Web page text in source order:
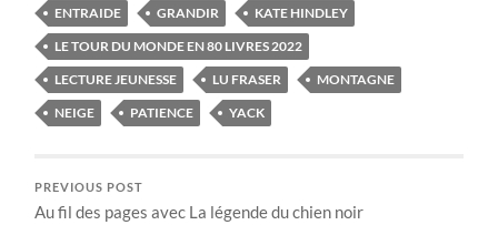
ENTRAIDE
GRANDIR
KATE HINDLEY
LE TOUR DU MONDE EN 80 LIVRES 2022
LECTURE JEUNESSE
LU FRASER
MONTAGNE
NEIGE
PATIENCE YACK
PREVIOUS POST
Au fil des pages avec La légende du chien noir